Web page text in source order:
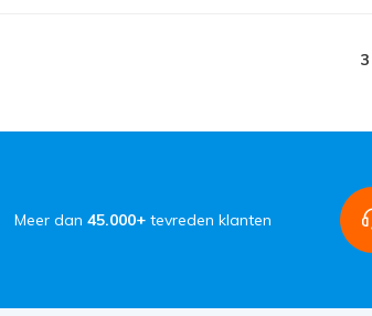
3
Meer dan 45.000+ tevreden klanten